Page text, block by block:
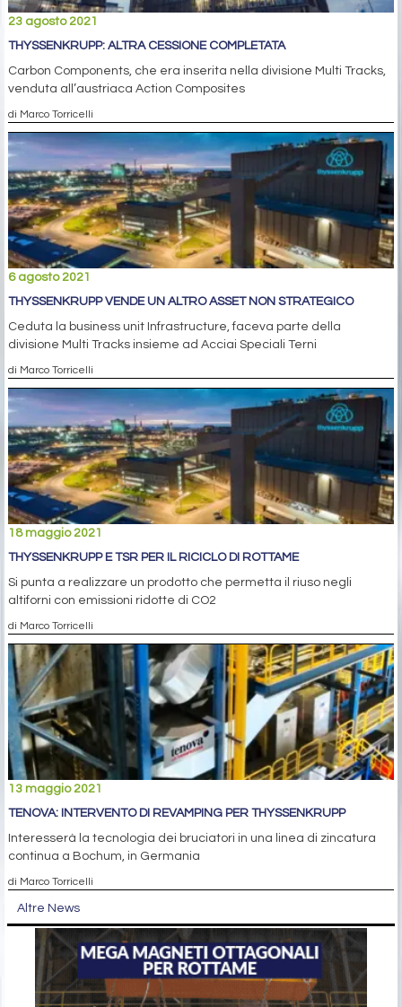
23 agosto 2021
THYSSENKRUPP: ALTRA CESSIONE COMPLETATA
Carbon Components, che era inserita nella divisione Multi Tracks,
venduta all’austriaca Action Composites
di Marco Torricelli
6 agosto 2021
THYSSENKRUPP VENDE UN ALTRO ASSET NON STRATEGICO
Ceduta la business unit Infrastructure, faceva parte della
divisione Multi Tracks insieme ad Acciai Speciali Terni
di Marco Torricelli
18 maggio 2021
THYSSENKRUPP E TSR PER IL RICICLO DI ROTTAME
Si punta a realizzare un prodotto che permetta il riuso negli
altiforni con emissioni ridotte di CO2
di Marco Torricelli
13 maggio 2021
TENOVA: INTERVENTO DI REVAMPING PER THYSSENKRUPP
Interesserà la tecnologia dei bruciatori in una linea di zincatura
continua a Bochum, in Germania
di Marco Torricelli
Altre News